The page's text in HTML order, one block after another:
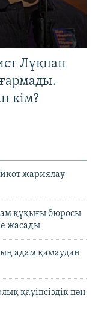
Лұқпан
кім?
жариялау
құқығы бюросы
жасады
адам қамаудан
қауіпсіздік пән